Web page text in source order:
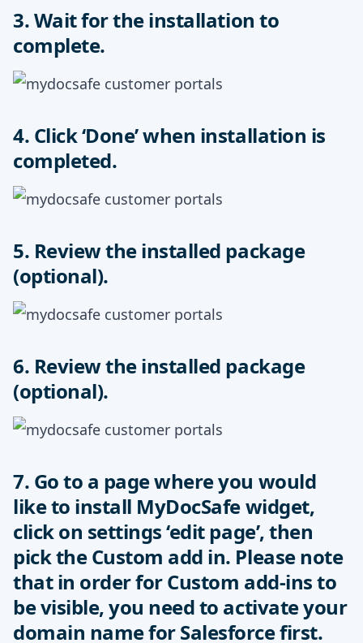
3. Wait for the installation to
complete.
4. Click ‘Done’ when installation is
completed.
5. Review the installed package
(optional).
6. Review the installed package
(optional).
7. Go to a page where you would
like to install MyDocSafe widget,
click on settings ‘edit page’, then
pick the Custom add in. Please note
that in order for Custom add-ins to
be visible, you need to activate your
domain name for Salesforce first.